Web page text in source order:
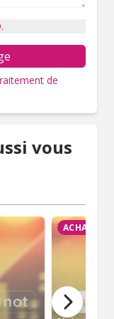
de
vous
ACHAT